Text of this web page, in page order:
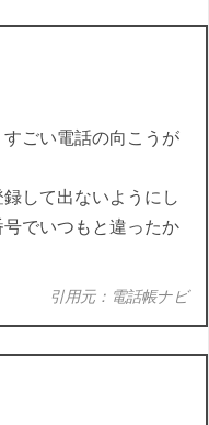
ごい電話の向こうが
して出ないようにし
でいつもと違ったか
引用元：電話帳ナビ